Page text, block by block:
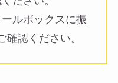
ルボックスに振
確認ください。